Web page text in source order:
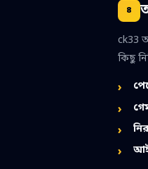
৪
ck33
কিছু